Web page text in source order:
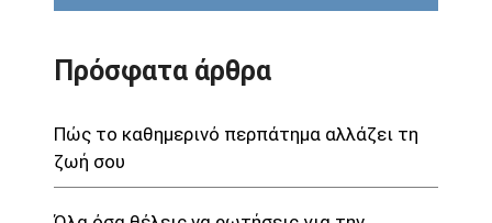
Πρόσφατα άρθρα
Πώς το καθημερινό περπάτημα αλλάζει τη
ζωή σου